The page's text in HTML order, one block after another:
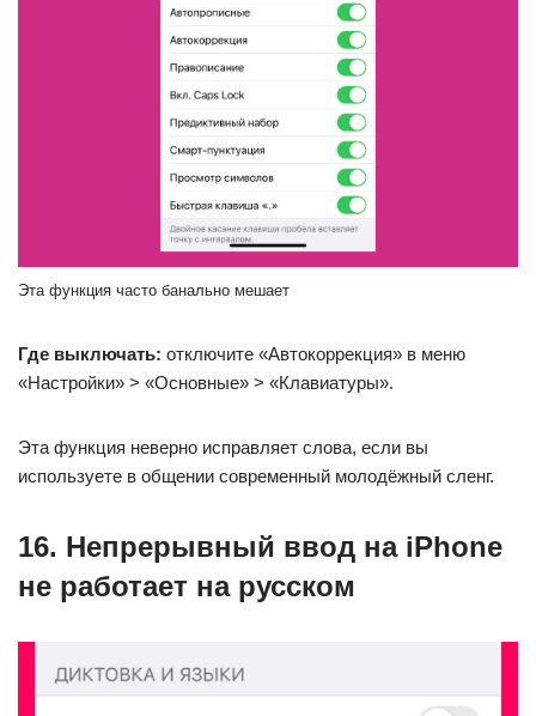
Эта функция часто банально мешает
Где выключать: отключите «Автокоррекция» в меню
«Настройки» > «Основные» > «Клавиатуры».
Эта функция неверно исправляет слова, если вы
используете в общении современный молодёжный сленг.
16. Непрерывный ввод на iPhone
не работает на русском